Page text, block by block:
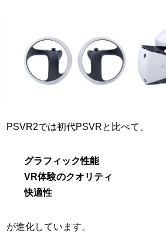
PSVR2では初代PSVRと比べて、
グラフィック性能
VR体験のクオリティ
快適性
が進化しています。